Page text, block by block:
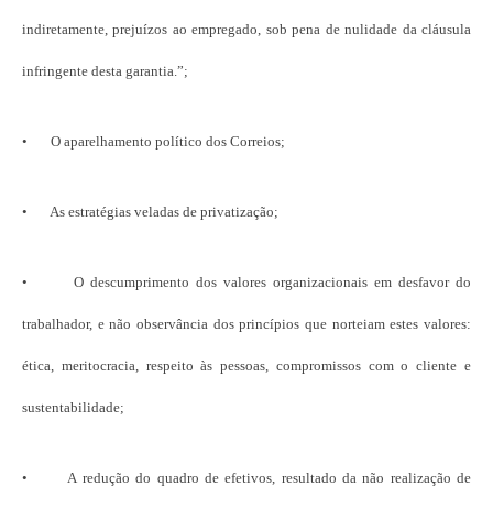
indiretamente, prejuízos ao empregado, sob pena de nulidade da cláusula
infringente desta garantia.”;
• O aparelhamento político dos Correios;
• As estratégias veladas de privatização;
• O descumprimento dos valores organizacionais em desfavor do
trabalhador, e não observância dos princípios que norteiam estes valores:
ética, meritocracia, respeito às pessoas, compromissos com o cliente e
sustentabilidade;
• A redução do quadro de efetivos, resultado da não realização de